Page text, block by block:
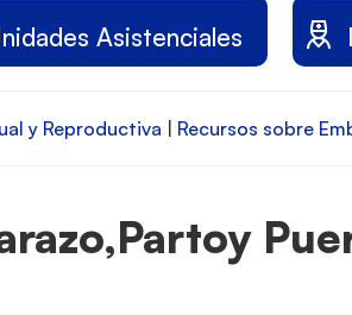
Asistenciales
y Reproductiva | Recursos sobre